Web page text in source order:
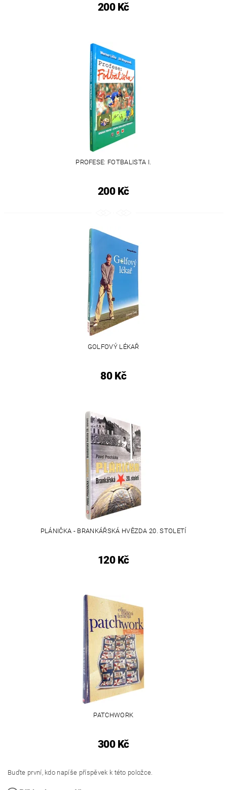
200 Kč
PROFESE: FOTBALISTA I.
200 Kč
GOLFOVÝ LÉKAŘ
80 Kč
PLÁNIČKA - BRANKÁŘSKÁ HVĚZDA 20. STOLETÍ
120 Kč
PATCHWORK
300 Kč
Buďte první, kdo napíše příspěvek k této položce.